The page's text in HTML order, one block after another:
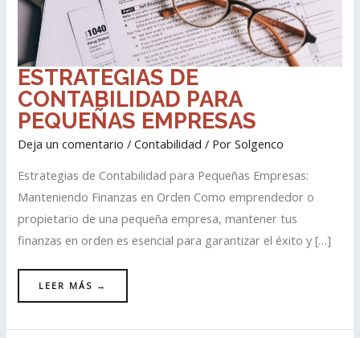
ESTRATEGIAS DE
CONTABILIDAD PARA
PEQUEÑAS EMPRESAS
Deja un comentario /Contabilidad / PorSolgenco
Estrategias de Contabilidad para Pequeñas Empresas:
Manteniendo Finanzas en Orden Como emprendedor o
propietario de una pequeña empresa, mantener tus
finanzas en orden es esencial para garantizar el éxito y […]
ESTRATEGIAS
DE
CONTABILIDAD
PARA
PEQUEÑAS
EMPRESAS
LEER MÁS →